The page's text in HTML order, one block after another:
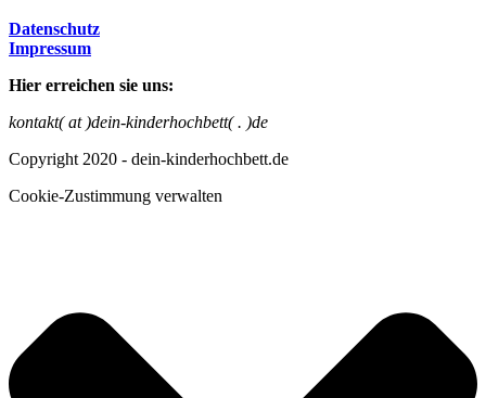
Datenschutz
Impressum
Hier erreichen sie uns:
kontakt( at )dein-kinderhochbett( . )de
Copyright 2020 - dein-kinderhochbett.de
Cookie-Zustimmung verwalten